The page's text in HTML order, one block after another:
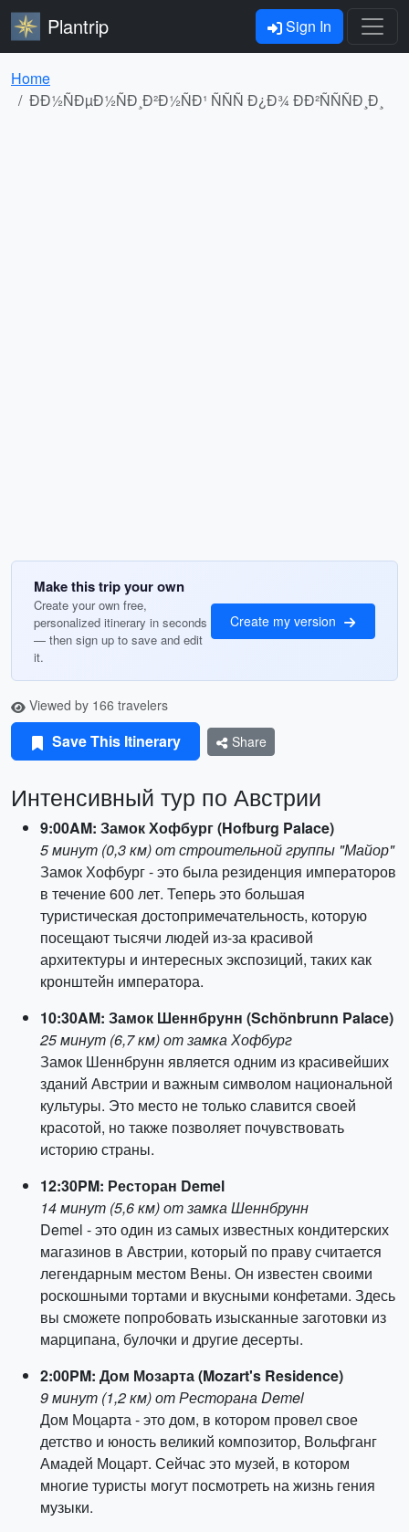
Plantrip Sign In
Home
ÐÐ½ÑÐµÐ½ÑÐ¸Ð²Ð½ÑÐ¹ ÑÑÑ Ð¿Ð¾ ÐÐ²ÑÑÑÐ¸Ð¸
Make this trip your own
Create your own free,
personalized itinerary in seconds
— then sign up to save and edit
it.
Create my version
Viewed by 166 travelers
Save This Itinerary Share
Интенсивный тур по Австрии
9:00AM: Замок Хофбург (Hofburg Palace)
5 минут (0,3 км) от строительной группы "Майор"
Замок Хофбург - это была резиденция императоров
в течение 600 лет. Теперь это большая
туристическая достопримечательность, которую
посещают тысячи людей из-за красивой
архитектуры и интересных экспозиций, таких как
кронштейн императора.
10:30AM: Замок Шеннбрунн (Schönbrunn Palace)
25 минут (6,7 км) от замка Хофбург
Замок Шеннбрунн является одним из красивейших
зданий Австрии и важным символом национальной
культуры. Это место не только славится своей
красотой, но также позволяет почувствовать
историю страны.
12:30PM: Ресторан Demel
14 минут (5,6 км) от замка Шеннбрунн
Demel - это один из самых известных кондитерских
магазинов в Австрии, который по праву считается
легендарным местом Вены. Он известен своими
роскошными тортами и вкусными конфетами. Здесь
вы сможете попробовать изысканные заготовки из
марципана, булочки и другие десерты.
2:00PM: Дом Мозарта (Mozart's Residence)
9 минут (1,2 км) от Ресторана Demel
Дом Моцарта - это дом, в котором провел свое
детство и юность великий композитор, Вольфганг
Амадей Моцарт. Сейчас это музей, в котором
многие туристы могут посмотреть на жизнь гения
музыки.